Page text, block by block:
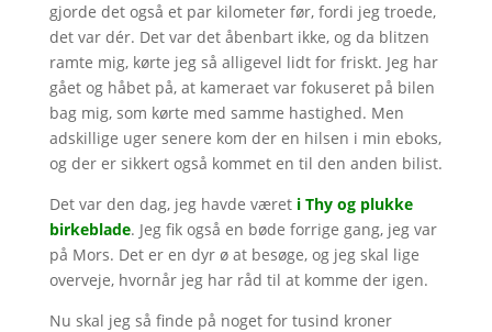
gjorde det også et par kilometer før, fordi jeg troede,
det var dér. Det var det åbenbart ikke, og da blitzen
ramte mig, kørte jeg så alligevel lidt for friskt. Jeg har
gået og håbet på, at kameraet var fokuseret på bilen
bag mig, som kørte med samme hastighed. Men
adskillige uger senere kom der en hilsen i min eboks,
og der er sikkert også kommet en til den anden bilist.
Det var den dag, jeg havde været i Thy og plukke
birkeblade. Jeg fik også en bøde forrige gang, jeg var
på Mors. Det er en dyr ø at besøge, og jeg skal lige
overveje, hvornår jeg har råd til at komme der igen.
Nu skal jeg så finde på noget for tusind kroner